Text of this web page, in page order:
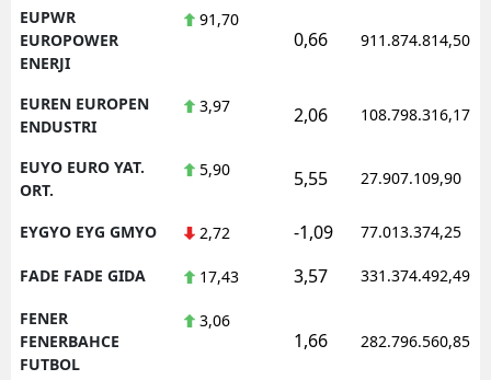
EUPWR
EUROPOWER
ENERJI
91,70
0,66 911.874.814,50
EUREN EUROPEN
ENDUSTRI
3,97 2,06 108.798.316,17
EUYO EURO YAT.
ORT.
5,90 5,55 27.907.109,90
EYGYO EYG GMYO 2,72 -1,09 77.013.374,25
FADE FADE GIDA 17,43 3,57 331.374.492,49
FENER
FENERBAHCE
FUTBOL
3,06
1,66 282.796.560,85